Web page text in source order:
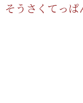
そうさくてっぱ